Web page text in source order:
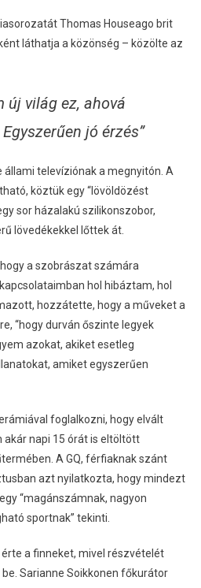
Thomas Houseago brit
láthatja a közönség – közölte az
új világ ez, ahová
jó érzés”
televíziónak a megnyitón. A
köztük egy “lövöldözést
sor házalakú szilikonszobor,
lövedékekkel lőttek át.
a szobrászat számára
hol hibáztam, hol
hozzátette, hogy a műveket a
“hogy durván őszinte legyek
azokat, akiket esetleg
amiket egyszerűen
foglalkozni, hogy elvált
akár napi 15 órát is eltöltött
A GQ, férfiaknak szánt
azt nyilatkozta, hogy mindezt
“magánszámnak, nagyon
sportnak” tekinti.
a finneket, mivel részvételét
Sarianne Soikkonen főkurátor